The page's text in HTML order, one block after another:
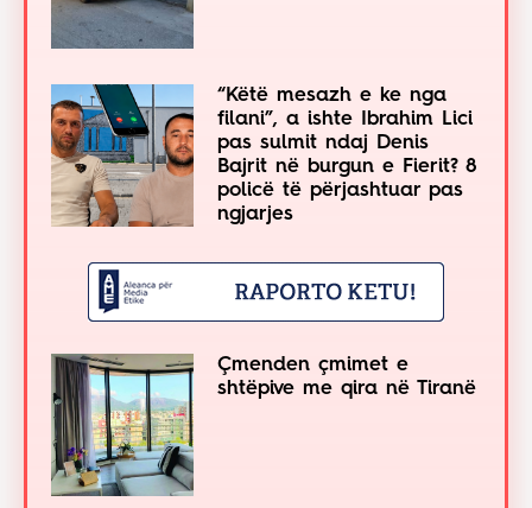
“Këtë mesazh e ke nga
filani”, a ishte Ibrahim Lici
pas sulmit ndaj Denis
Bajrit në burgun e Fierit? 8
policë të përjashtuar pas
ngjarjes
Çmenden çmimet e
shtëpive me qira në Tiranë